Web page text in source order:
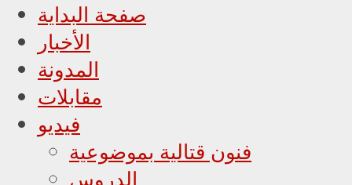
صفحة البداية
الأخبار
المدونة
مقابلات
فيديو
فنون قتالية بموضوعية
الدروس